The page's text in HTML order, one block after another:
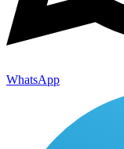
WhatsApp